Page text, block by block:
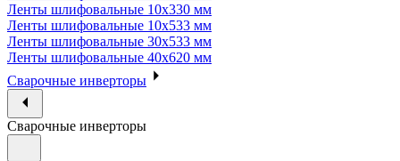
Ленты шлифовальные 10х330 мм
Ленты шлифовальные 10х533 мм
Ленты шлифовальные 30х533 мм
Ленты шлифовальные 40х620 мм
Сварочные инверторы
Сварочные инверторы